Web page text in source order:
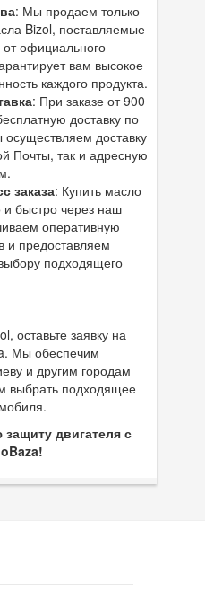
: Мы продаем только
Bizol, поставляемые
от официального
вам высокое
каждого продукта.
: При заказе от 900
доставку по
доставку
Почты, так и адресную
заказа: Купить масло
и быстро через наш
оперативную
и предоставляем
подходящего
оставьте заявку на
Мы обеспечим
и другим городам
выбрать подходящее
двигателя с